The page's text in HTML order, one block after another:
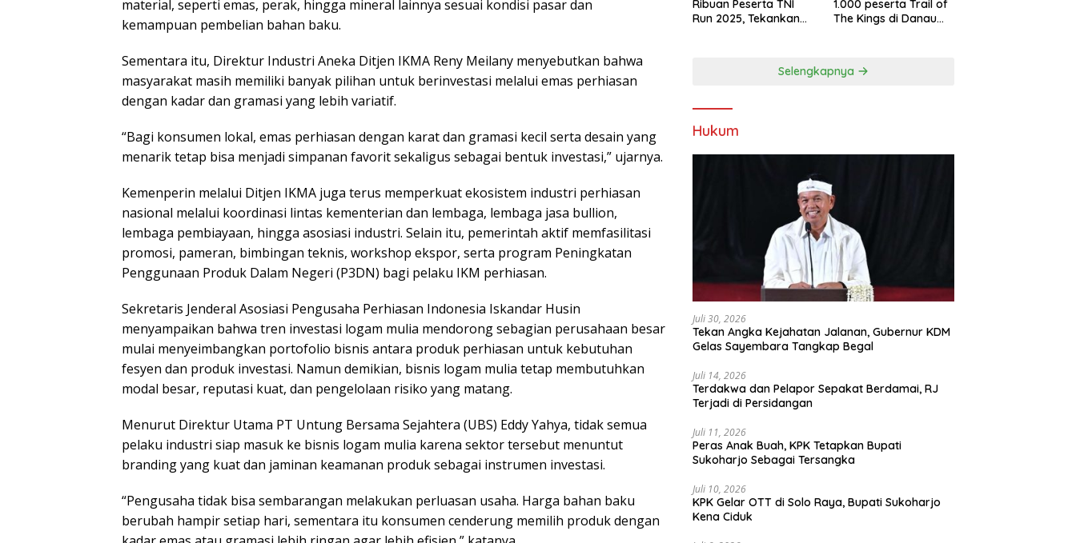
material, seperti emas, perak, hingga mineral lainnya sesuai kondisi pasar dan
kemampuan pembelian bahan baku.
Sementara itu, Direktur Industri Aneka Ditjen IKMA Reny Meilany menyebutkan bahwa
masyarakat masih memiliki banyak pilihan untuk berinvestasi melalui emas perhiasan
dengan kadar dan gramasi yang lebih variatif.
“Bagi konsumen lokal, emas perhiasan dengan karat dan gramasi kecil serta desain yang
menarik tetap bisa menjadi simpanan favorit sekaligus sebagai bentuk investasi,” ujarnya.
Kemenperin melalui Ditjen IKMA juga terus memperkuat ekosistem industri perhiasan
nasional melalui koordinasi lintas kementerian dan lembaga, lembaga jasa bullion,
lembaga pembiayaan, hingga asosiasi industri. Selain itu, pemerintah aktif memfasilitasi
promosi, pameran, bimbingan teknis, workshop ekspor, serta program Peningkatan
Penggunaan Produk Dalam Negeri (P3DN) bagi pelaku IKM perhiasan.
Sekretaris Jenderal Asosiasi Pengusaha Perhiasan Indonesia Iskandar Husin
menyampaikan bahwa tren investasi logam mulia mendorong sebagian perusahaan besar
mulai menyeimbangkan portofolio bisnis antara produk perhiasan untuk kebutuhan
fesyen dan produk investasi. Namun demikian, bisnis logam mulia tetap membutuhkan
modal besar, reputasi kuat, dan pengelolaan risiko yang matang.
Menurut Direktur Utama PT Untung Bersama Sejahtera (UBS) Eddy Yahya, tidak semua
pelaku industri siap masuk ke bisnis logam mulia karena sektor tersebut menuntut
branding yang kuat dan jaminan keamanan produk sebagai instrumen investasi.
“Pengusaha tidak bisa sembarangan melakukan perluasan usaha. Harga bahan baku
berubah hampir setiap hari, sementara itu konsumen cenderung memilih produk dengan
Ribuan Peserta TNI
Run 2025, Tekankan
1.000 peserta Trail of
The Kings di Danau
Selengkapnya
Hukum
Juli 30, 2026
Tekan Angka Kejahatan Jalanan, Gubernur KDM
Gelas Sayembara Tangkap Begal
Juli 14, 2026
Terdakwa dan Pelapor Sepakat Berdamai, RJ
Terjadi di Persidangan
Juli 11, 2026
Peras Anak Buah, KPK Tetapkan Bupati
Sukoharjo Sebagai Tersangka
Juli 10, 2026
KPK Gelar OTT di Solo Raya, Bupati Sukoharjo
Kena Ciduk